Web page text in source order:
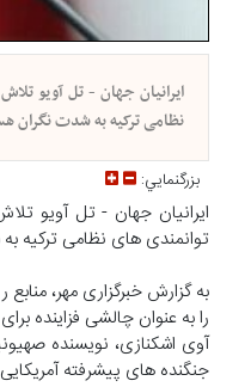
نظامی ترکیه به شدت نگران
بزرگنمايي:
توانمندی های نظامی ترکیه
به گزارش خبرگزاری مهر،
را به عنوان چالشی فزاینده
آوی اشکنازی، نویسنده
جنگنده های پیشرفته آمریکایی، نوسازی